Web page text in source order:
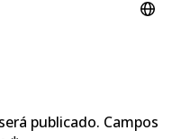
publicado. Campos